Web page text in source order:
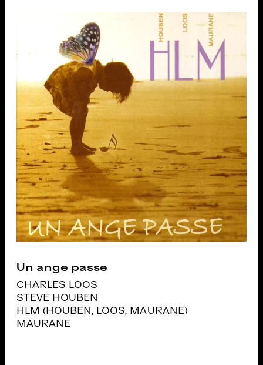
Un ange passe
CHARLES LOOS
STEVE HOUBEN
HLM (HOUBEN, LOOS, MAURANE)
MAURANE